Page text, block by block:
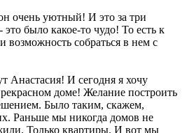
очень уютный! И это за три
было какое-то чудо! То есть к
собраться в нем с
Анастасия! И сегодня я хочу
доме! Желание построить
Было таким, скажем,
Раньше мы никогда домов не
Только квартиры. И вот мы